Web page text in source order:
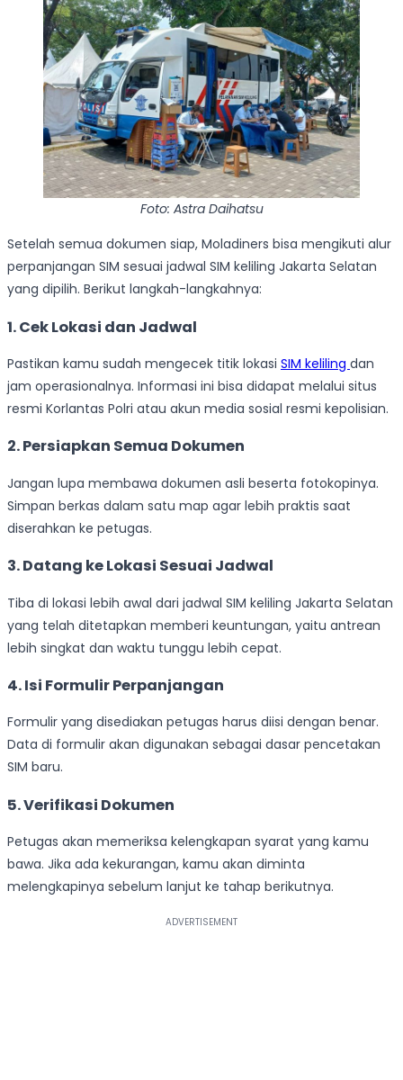
Foto: Astra Daihatsu
Setelah semua dokumen siap, Moladiners bisa mengikuti alur
perpanjangan SIM sesuai jadwal SIM keliling Jakarta Selatan
yang dipilih. Berikut langkah-langkahnya:
1. Cek Lokasi dan Jadwal
Pastikan kamu sudah mengecek titik lokasi SIM keliling dan
jam operasionalnya. Informasi ini bisa didapat melalui situs
resmi Korlantas Polri atau akun media sosial resmi kepolisian.
2. Persiapkan Semua Dokumen
Jangan lupa membawa dokumen asli beserta fotokopinya.
Simpan berkas dalam satu map agar lebih praktis saat
diserahkan ke petugas.
3. Datang ke Lokasi Sesuai Jadwal
Tiba di lokasi lebih awal dari jadwal SIM keliling Jakarta Selatan
yang telah ditetapkan memberi keuntungan, yaitu antrean
lebih singkat dan waktu tunggu lebih cepat.
4. Isi Formulir Perpanjangan
Formulir yang disediakan petugas harus diisi dengan benar.
Data di formulir akan digunakan sebagai dasar pencetakan
SIM baru.
5. Verifikasi Dokumen
Petugas akan memeriksa kelengkapan syarat yang kamu
bawa. Jika ada kekurangan, kamu akan diminta
melengkapinya sebelum lanjut ke tahap berikutnya.